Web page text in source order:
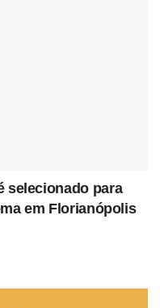
selecionado para
em Florianópolis